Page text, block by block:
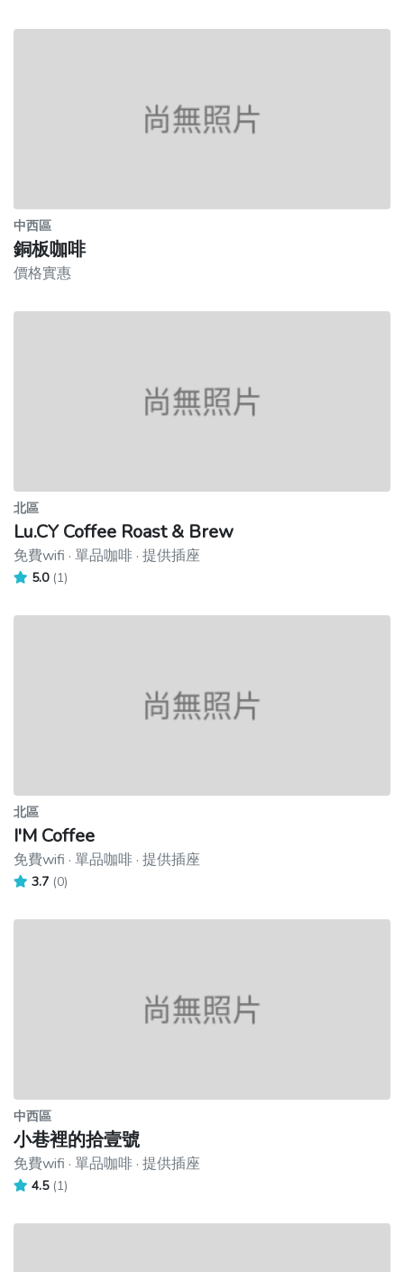
中西區
銅板咖啡
價格實惠
北區
Lu.CY Coffee Roast & Brew
免費wifi · 單品咖啡 · 提供插座
5.0 (1)
北區
I'M Coffee
免費wifi · 單品咖啡 · 提供插座
3.7 (0)
中西區
小巷裡的拾壹號
免費wifi · 單品咖啡 · 提供插座
4.5 (1)